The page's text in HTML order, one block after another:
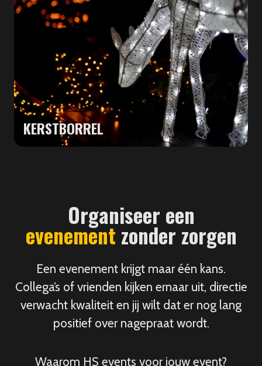
KERSTBORREL
Organiseer een
evenement zonder zorgen
Een evenement krijgt maar één kans.
Collega’s of vrienden kijken ernaar uit, directie
verwacht kwaliteit en jij wilt dat er nog lang
positief over nagepraat wordt.
Waarom HS events voor jouw event?